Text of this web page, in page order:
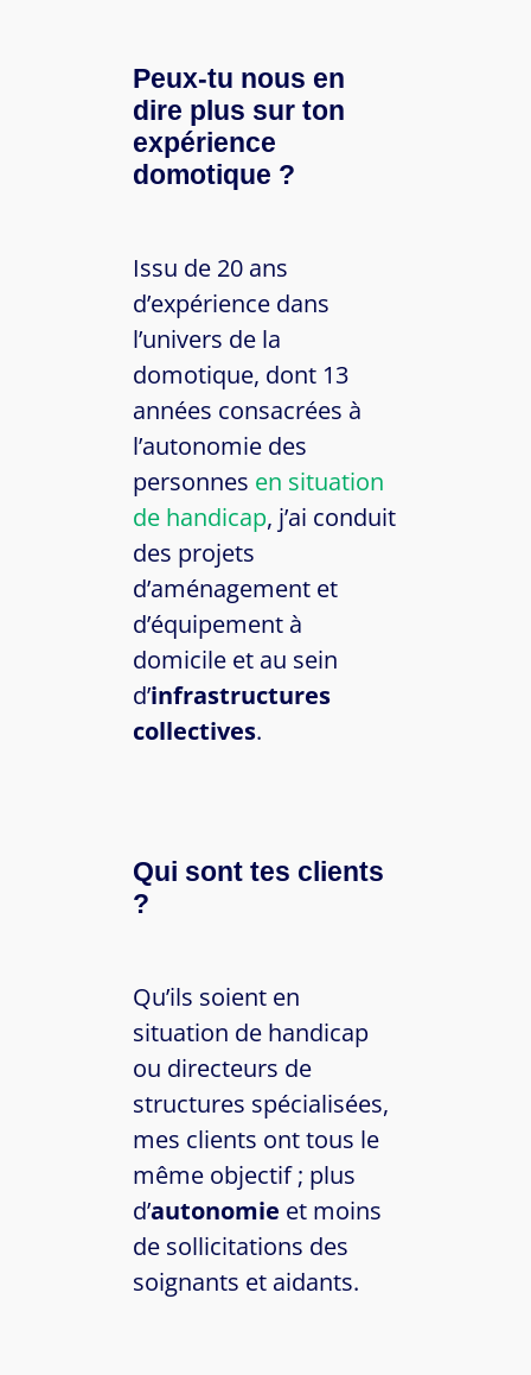
Peux-tu nous en
dire plus sur ton
expérience
domotique ?
Issu de 20 ans
d’expérience dans
l’univers de la
domotique, dont 13
années consacrées à
l’autonomie des
personnes en situation
de handicap, j’ai conduit
des projets
d’aménagement et
d’équipement à
domicile et au sein
d’infrastructures
collectives.
Qui sont tes clients
?
Qu’ils soient en
situation de handicap
ou directeurs de
structures spécialisées,
mes clients ont tous le
même objectif ; plus
d’autonomie et moins
de sollicitations des
soignants et aidants.